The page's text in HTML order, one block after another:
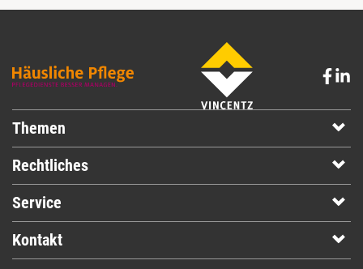
Themen
Rechtliches
Service
Kontakt